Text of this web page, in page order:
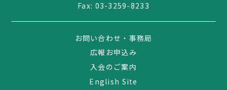
Fax: 03-3259-8233
お問い合わせ・事務局
広報お申込み
入会のご案内
English Site